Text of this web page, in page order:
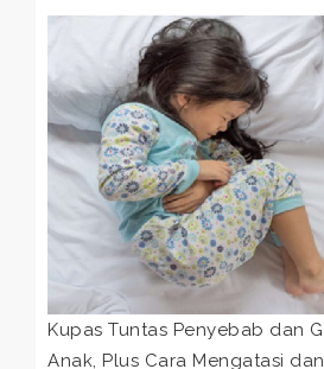
Kupas Tuntas Penyebab dan
Anak, Plus Cara Mengatasi